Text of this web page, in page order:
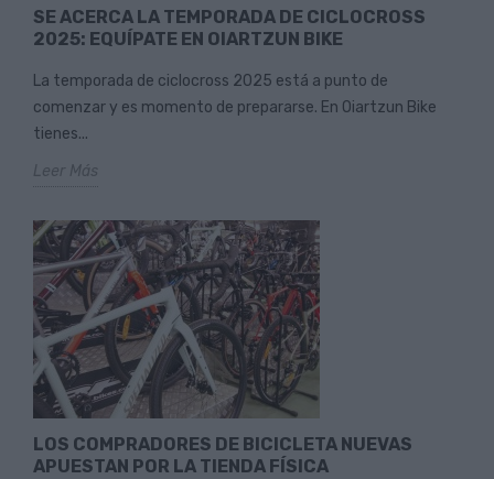
SE ACERCA LA TEMPORADA DE CICLOCROSS
2025: EQUÍPATE EN OIARTZUN BIKE
La temporada de ciclocross 2025 está a punto de
comenzar y es momento de prepararse. En Oiartzun Bike
tienes...
Leer Más
LOS COMPRADORES DE BICICLETA NUEVAS
APUESTAN POR LA TIENDA FÍSICA